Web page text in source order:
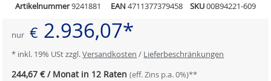
Artikelnummer9241881 EAN 4711377379458 SKU00B94221-609
nur € 2.936,07*
* inkl. 19% USt zzgl.Versandkosten / Lieferbeschränkungen
244,67 € / Monat in 12 Raten (eff. Zins p.a. 0%)**